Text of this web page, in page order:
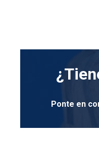
Ponte en